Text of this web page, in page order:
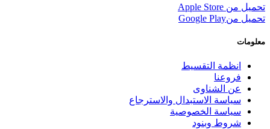
تحميل من Apple Store
تحميل منGoogle Play
معلومات
انظمة التقسيط
فروعنا
عن الشناوى
سياسة الاستبدال والاسترجاع
سياسة الخصوصية
شروط وبنود